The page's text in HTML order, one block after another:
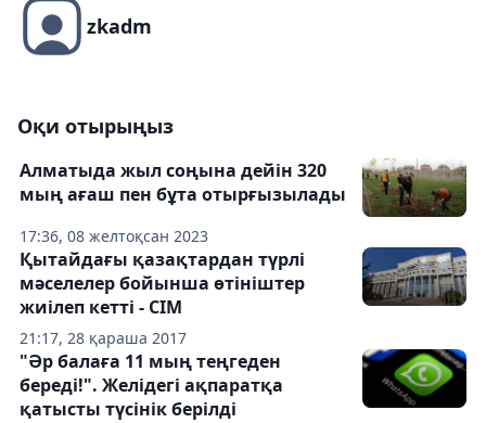
zkadm
Оқи отырыңыз
17:36, 08 желтоқсан 2023
Алматыда жыл соңына дейін 320
мың ағаш пен бұта отырғызылады
21:17, 28 қараша 2017
Қытайдағы қазақтардан түрлі
мәселелер бойынша өтініштер
жиілеп кетті - СІМ
"Әр балаға 11 мың теңгеден
береді!". Желідегі ақпаратқа
қатысты түсінік берілді